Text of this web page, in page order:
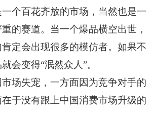
百花齐放的市场，当然也是一
的赛道。当一个爆品横空出世，
定会出现很多的模仿者。如果不
会变得“泯然众人”。
失宠，一方面因为竞争对手的
于没有跟上中国消费市场升级的